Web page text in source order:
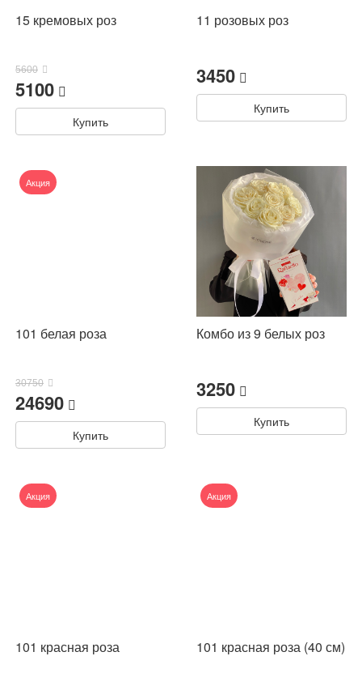
15 кремовых роз
5600
5100
Купить
11 розовых роз
3450
Купить
101 белая роза
30750
24690
Купить
Акция
Комбо из 9 белых роз
3250
Купить
101 красная роза
Акция
101 красная роза (40 см)
Акция